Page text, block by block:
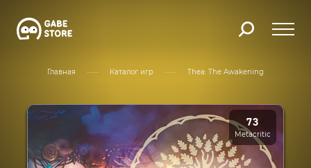
Главная Каталог игр Thea: The Awakening
73
Metacritic